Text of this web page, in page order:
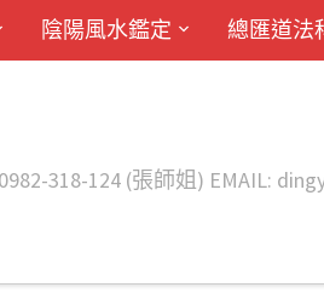
陰陽風水鑑定 總匯道法
318-124 (張師姐) EMAIL: